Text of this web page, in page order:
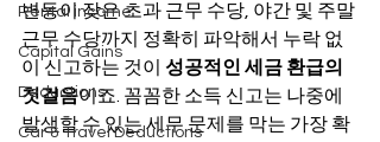
Rental income
Capital Gains
Deductions
Car & Travel Deductions
변동이 잦은 초과 근무 수당, 야간 및 주말
근무 수당까지 정확히 파악해서 누락 없
이 신고하는 것이 성공적인 세금 환급의
첫걸음이죠. 꼼꼼한 소득 신고는 나중에
발생할 수 있는 세무 문제를 막는 가장 확